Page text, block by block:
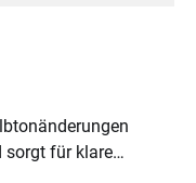
sorgt für klare